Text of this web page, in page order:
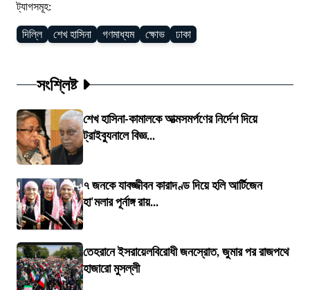
ট্যাগসমূহ:
দিল্লি শেখ হাসিনা গণমাধ্যম ক্ষোভ ঢাকা
সংশ্লিষ্ট
শেখ হাসিনা-কামালকে আত্মসমর্পণের নির্দেশ দিয়ে
ট্রাইব্যুনালে বিজ্ঞ...
৭ জনকে যাবজ্জীবন কারাদণ্ড দিয়ে হলি আর্টিজেন
হা'মলার পূর্নাঙ্গ রায়...
তেহরানে ইসরায়েলবিরোধী জনস্রোত, জুমার পর রাজপথে
হাজারো মুসল্লী